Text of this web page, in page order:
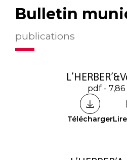
Bulletin
publications
pdf - 7,86
Télécharger